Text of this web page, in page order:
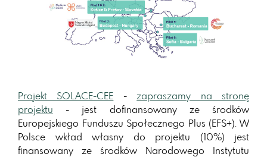
Projekt SOLACE-CEE -zapraszamy na stronę
projektu - jest dofinansowany ze środków
Europejskiego Funduszu Społecznego Plus (EFS+). W
Polsce wkład własny do projektu (10%) jest
finansowany ze środków Narodowego Instytutu